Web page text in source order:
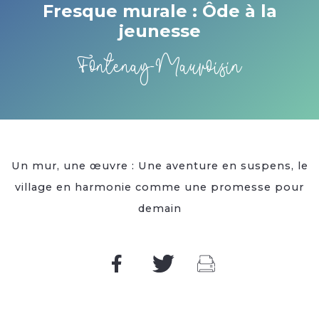
Fresque murale : Ôde à la
jeunesse
Fontenay-Mauvoisin
Un mur, une œuvre : Une aventure en suspens, le
village en harmonie comme une promesse pour
demain